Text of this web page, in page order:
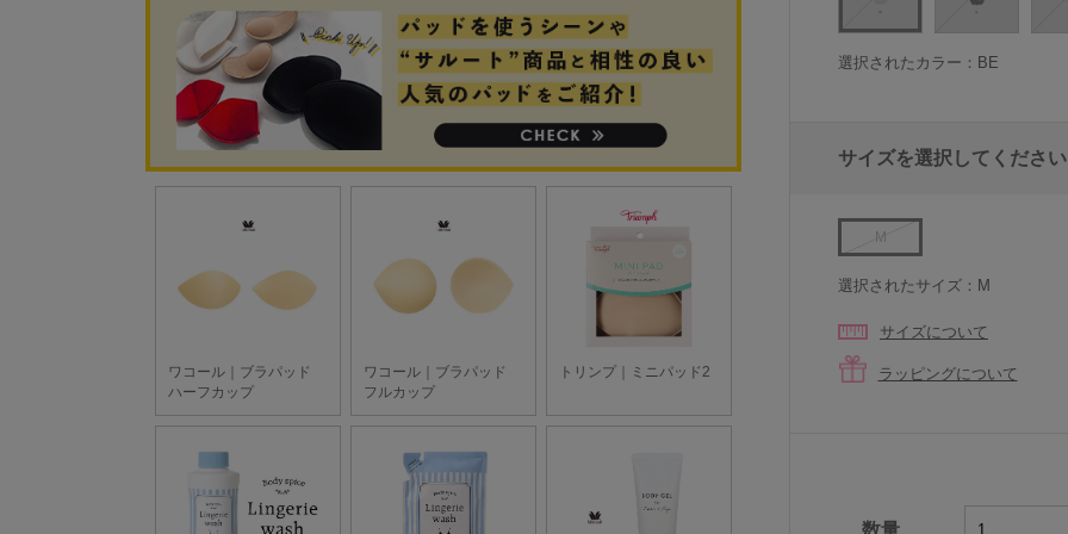
選択されたカラー：BE
サイズを選択してください
M
選択されたサイズ：M
サイズについて
ラッピングについて
数量